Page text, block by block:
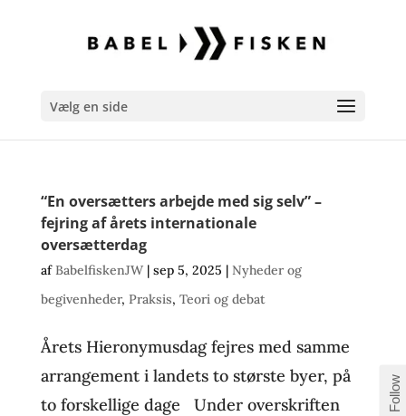
Vælg en side
“En oversætters arbejde med sig selv” –
fejring af årets internationale
oversætterdag
afBabelfiskenJW| sep 5, 2025 | Nyheder og
begivenheder, Praksis, Teori og debat
Årets Hieronymusdag fejres med samme
arrangement i landets to største byer, på
to forskellige dage Under overskriften
Follow